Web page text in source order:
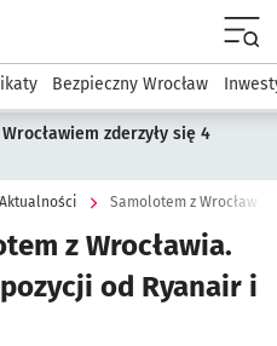
podserwis: Dla mieszkańca
Bezpieczny Wrocław
zderzyły się 4
Aktualności Samolotem z Wrocławia
z Wrocławia.
od Ryanair i